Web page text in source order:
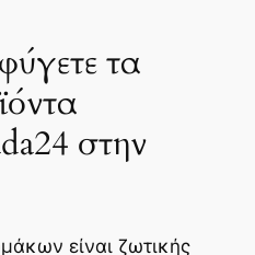
τα
στην
είναι ζωτικής